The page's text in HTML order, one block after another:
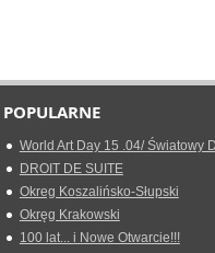
POPULARNE
World Art Day 15 .04/ Światowy
DROIT DE SUITE
Okreg Koszalińsko-Słupski
Okręg Krakowski
100 lat... i Nowe Otwarcie!!!